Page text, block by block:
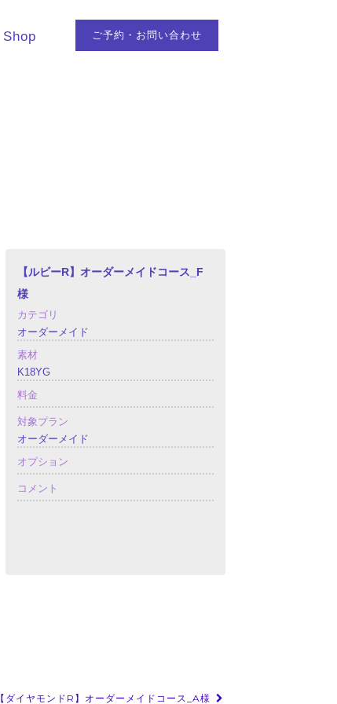
Shop ご予約・お問い合わせ
【ルビーR】オーダーメイドコース_F
様
カテゴリ
オーダーメイド
素材
K18YG
料金
対象プラン
オーダーメイド
オプション
コメント
【ダイヤモンドR】オーダーメイドコース_A様